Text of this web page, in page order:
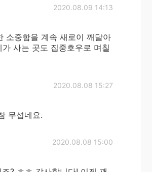
2020.08.09 14:13
소중함을 계속 새로이 깨달아
사는 곳도 집중호우로 며칠
2020.08.08 15:27
무섭네요.
2020.08.08 15:00